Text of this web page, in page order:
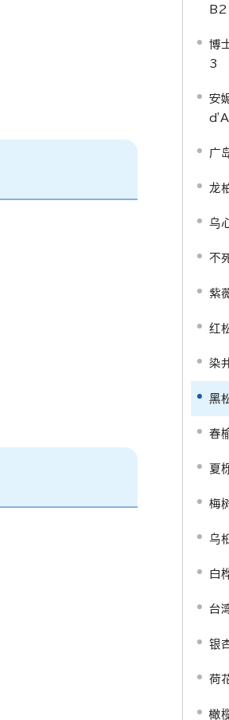
博
3
安
广
龙
乌
不
紫
红
染
黑
春
夏
梅
乌
白
台
银
荷
橄